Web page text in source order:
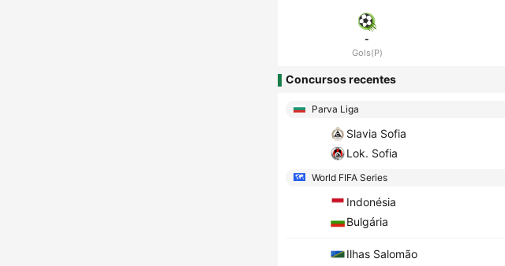
-
Gols(P)
Concursos recentes
Parva Liga
Slavia Sofia
Lok. Sofia
World FIFA Series
Indonésia
Bulgária
Ilhas Salomão